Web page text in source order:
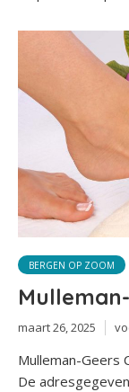
BERGEN OP ZOOM
maart 26, 2025
Mulleman-Geers
De